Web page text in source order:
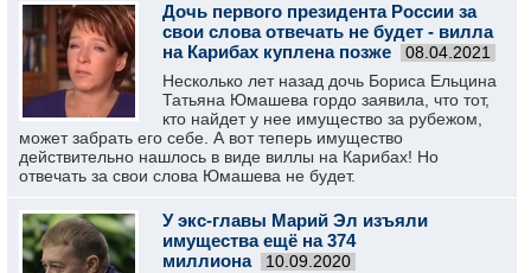
Дочь первого президента России за
свои слова отвечать не будет - вилла
на Карибах куплена позже
08.04.2021
Несколько лет назад дочь Бориса Ельцина
Татьяна Юмашева гордо заявила, что тот,
кто найдет у нее имущество за рубежом,
может забрать его себе. А вот теперь имущество
действительно нашлось в виде виллы на Карибах! Но
отвечать за свои слова Юмашева не будет.
У экс-главы Марий Эл изъяли
имущества ещё на 374
миллиона
10.09.2020